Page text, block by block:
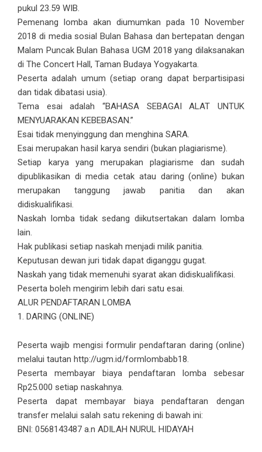
pukul 23.59 WIB.
Pemenang lomba akan diumumkan pada 10 November
2018 di media sosial Bulan Bahasa dan bertepatan dengan
Malam Puncak Bulan Bahasa UGM 2018 yang dilaksanakan
di The Concert Hall, Taman Budaya Yogyakarta.
Peserta adalah umum (setiap orang dapat berpartisipasi
dan tidak dibatasi usia).
Tema esai adalah “BAHASA SEBAGAI ALAT UNTUK
MENYUARAKAN KEBEBASAN.”
Esai tidak menyinggung dan menghina SARA.
Esai merupakan hasil karya sendiri (bukan plagiarisme).
Setiap karya yang merupakan plagiarisme dan sudah
dipublikasikan di media cetak atau daring (online) bukan
merupakan tanggung jawab panitia dan akan
didiskualifikasi.
Naskah lomba tidak sedang diikutsertakan dalam lomba
lain.
Hak publikasi setiap naskah menjadi milik panitia.
Keputusan dewan juri tidak dapat diganggu gugat.
Naskah yang tidak memenuhi syarat akan didiskualifikasi.
Peserta boleh mengirim lebih dari satu esai.
ALUR PENDAFTARAN LOMBA
1. DARING (ONLINE)
Peserta wajib mengisi formulir pendaftaran daring (online)
melalui tautan http://ugm.id/formlombabb18.
Peserta membayar biaya pendaftaran lomba sebesar
Rp25.000 setiap naskahnya.
Peserta dapat membayar biaya pendaftaran dengan
transfer melalui salah satu rekening di bawah ini:
BNI: 0568143487 a.n ADILAH NURUL HIDAYAH